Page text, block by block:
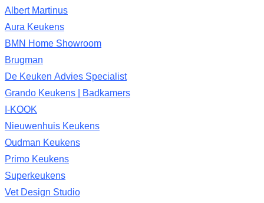
Albert Martinus
Aura Keukens
BMN Home Showroom
Brugman
De Keuken Advies Specialist
Grando Keukens | Badkamers
I-KOOK
Nieuwenhuis Keukens
Oudman Keukens
Primo Keukens
Superkeukens
Vet Design Studio